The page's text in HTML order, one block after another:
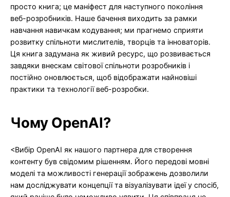
просто книга; це маніфест для наступного покоління
веб-розробників. Наше бачення виходить за рамки
навчання навичкам кодування; ми прагнемо сприяти
розвитку спільноти мислителів, творців та інноваторів.
Ця книга задумана як живий ресурс, що розвивається
завдяки внескам світової спільноти розробників і
постійно оновлюється, щоб відображати найновіші
практики та технології веб-розробки.
Чому OpenAI?
<Вибір OpenAI як нашого партнера для створення
контенту був свідомим рішенням. Його передові мовні
моделі та можливості генерації зображень дозволили
нам досліджувати концепції та візуалізувати ідеї у спосіб,